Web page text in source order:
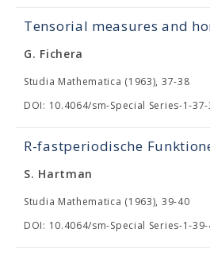
Tensorial measures and
G. Fichera
Studia Mathematica (1963), 37-38
DOI: 10.4064/sm-Special Series-1-
R-fastperiodische
S. Hartman
Studia Mathematica (1963), 39-40
DOI: 10.4064/sm-Special Series-1-